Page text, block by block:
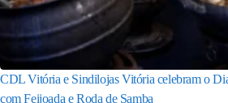
CDL Vitória e Sindilojas Vitória celebram o
com Feijoada e Roda de Samba